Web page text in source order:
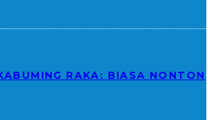
RAKA: BIASA NONTON